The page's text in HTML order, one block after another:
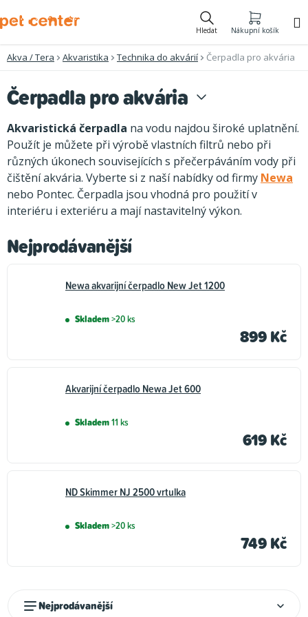
na
Hledat Nákupní košík
Akva / Tera Akvaristika Technika do akvárií Čerpadla pro akvária
Čerpadla pro akvária
Akvaristická čerpadla na vodu najdou široké uplatnění.
Použít je můžete při výrobě vlastních filtrů nebo při
různých úkonech souvisejících s přečerpáváním vody při
čištění akvária. Vyberte si z naší nabídky od firmy Newa
nebo Pontec. Čerpadla jsou vhodná pro použití v
interiéru i exteriéru a mají nastavitelný výkon.
Nejprodávanější
Newa akvarijní čerpadlo New Jet 1200
Skladem>20 ks
899 Kč
Akvarijní čerpadlo Newa Jet 600
Skladem11 ks
619 Kč
ND Skimmer NJ 2500 vrtulka
Skladem>20 ks
749 Kč
Nejprodávanější